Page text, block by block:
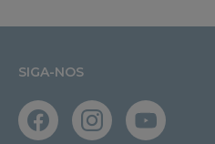
SIGA-NOS